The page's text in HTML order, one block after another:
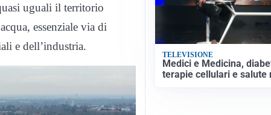
uguali il territorio
essenziale via di
e dell’industria.
TELEVISIONE
Medici e Medicina,
terapie cellulari e salute